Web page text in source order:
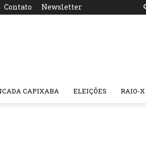
Contato Newsletter
CAPIXABA ELEIÇÕES RAIO-X